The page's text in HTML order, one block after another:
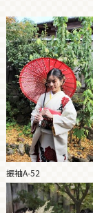
振袖A-52